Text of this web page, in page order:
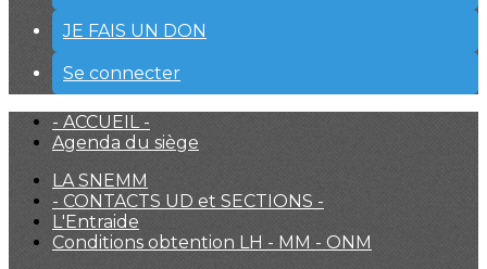
JE FAIS UN DON
Se connecter
- ACCUEIL -
Agenda du siège
LA SNEMM
- CONTACTS UD et SECTIONS -
L'Entraide
Conditions obtention LH - MM - ONM